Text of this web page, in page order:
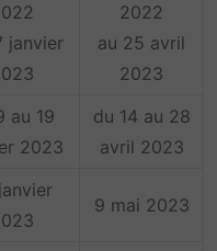
janvier
2022
au 25 avril
2023
au 19
2023
du 14 au 28
avril 2023
9 mai 2023